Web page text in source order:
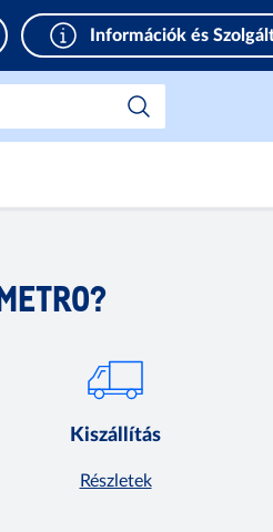
Információk és
Kiszállítás
Részletek